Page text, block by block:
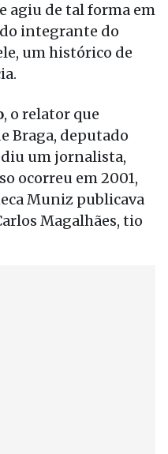
agiu de tal forma em
integrante do
um histórico de
, o relator que
Braga, deputado
um jornalista,
ocorreu em 2001,
Muniz publicava
Magalhães, tio